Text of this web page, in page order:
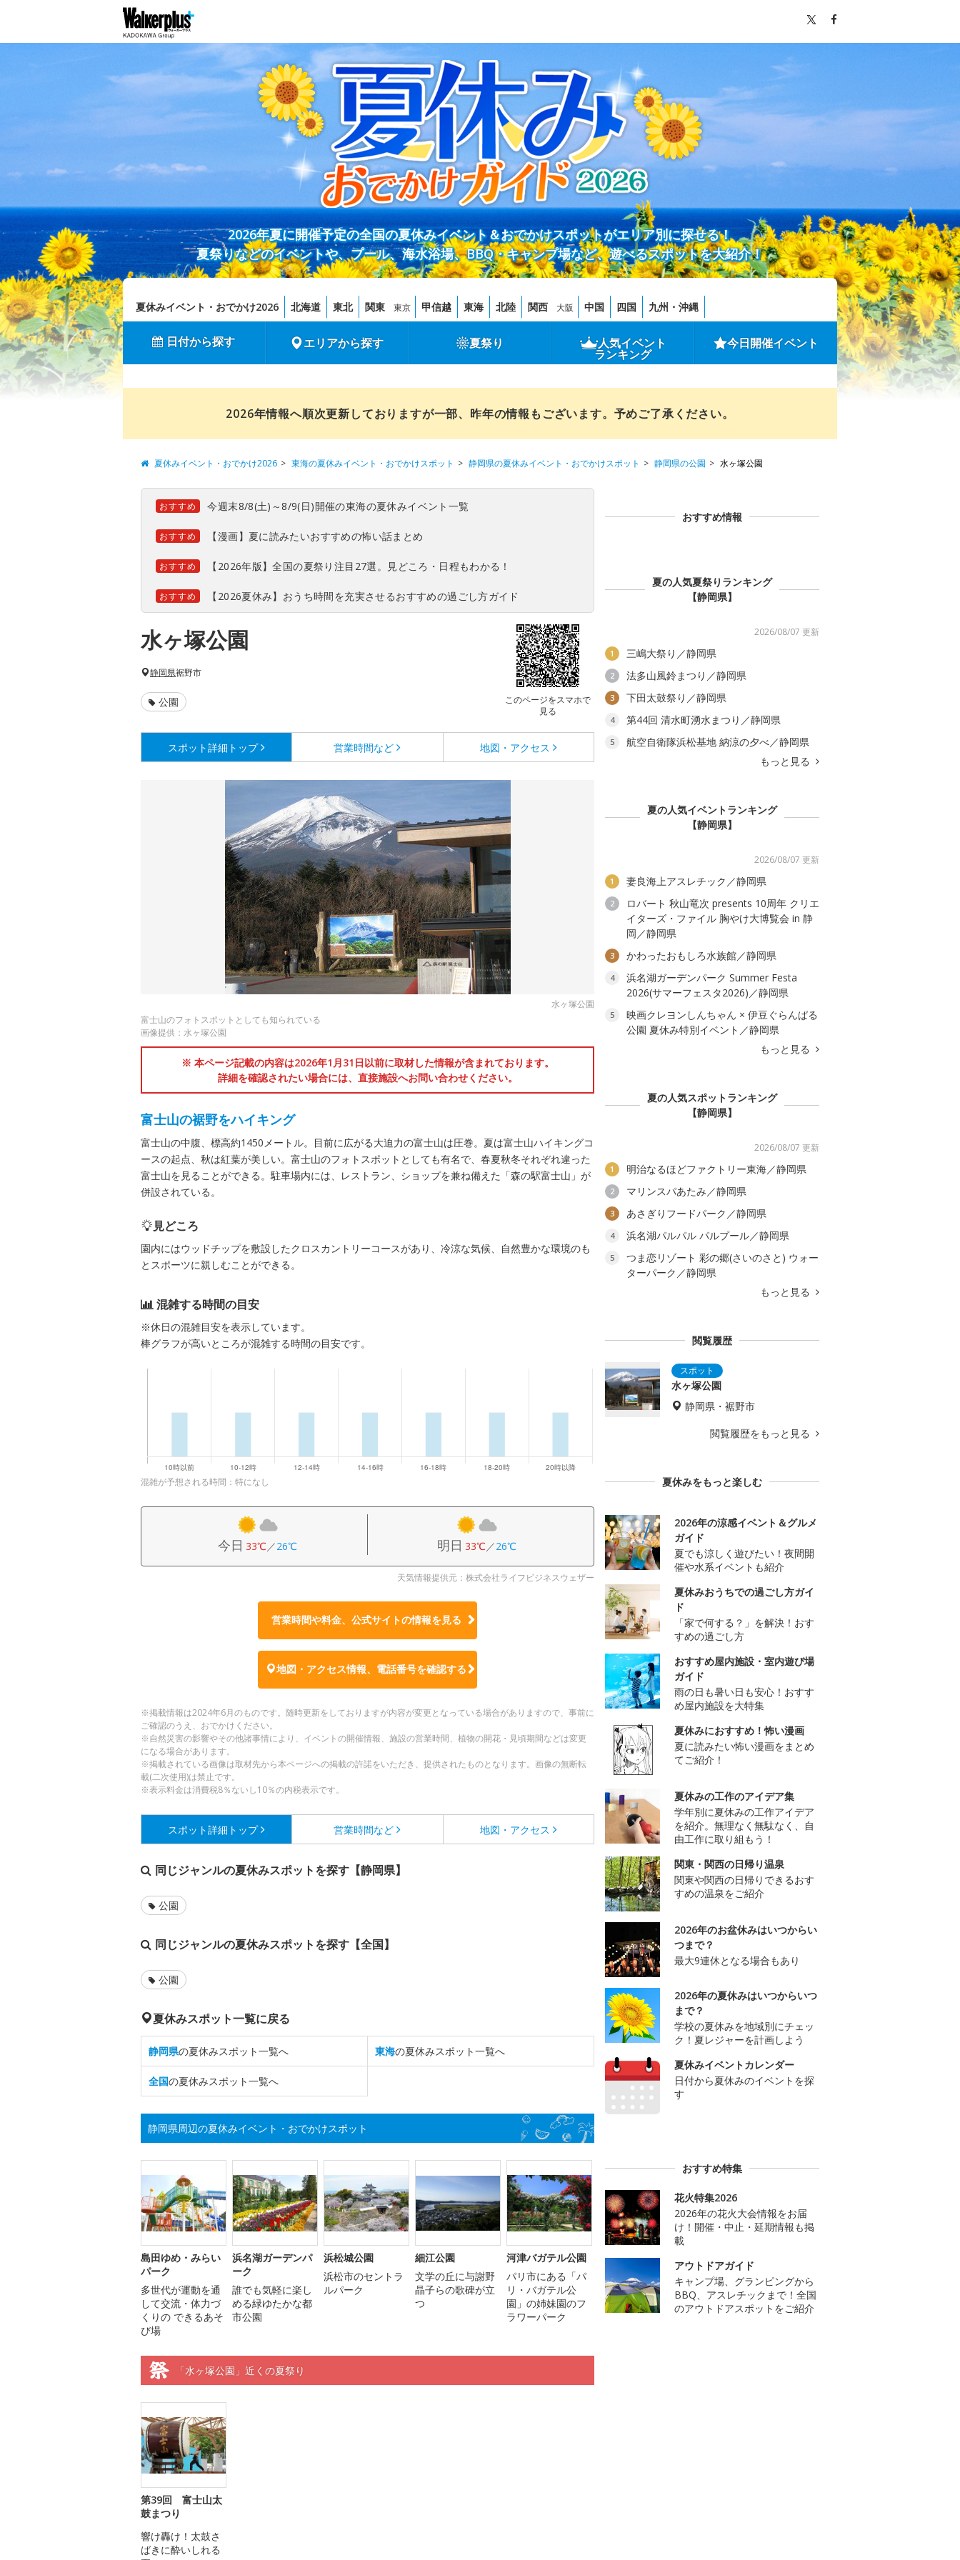
2026年夏に開催予定の全国の夏休みイベント＆おでかけスポットがエリア別に探せる！
夏祭りなどのイベントや、プール、海水浴場、BBQ・キャンプ場など、遊べるスポットを大紹介！
夏休みイベント・おでかけ2026 北海道 東北 関東 東京 甲信越 東海 北陸 関西 大阪 中国 四国 九州・沖縄
日付から探す エリアから探す 夏祭り 人気イベント
ランキング
今日開催イベント
2026年情報へ順次更新しておりますが一部、昨年の情報もございます。予めご了承ください。
夏休みイベント・おでかけ2026 東海の夏休みイベント・おでかけスポット 静岡県の夏休みイベント・おでかけスポット 静岡県の公園 水ヶ塚公園
おすすめ 今週末8/8(土)～8/9(日)開催の東海の夏休みイベント一覧
おすすめ 【漫画】夏に読みたいおすすめの怖い話まとめ
おすすめ 【2026年版】全国の夏祭り注目27選。見どころ・日程もわかる！
おすすめ 【2026夏休み】おうち時間を充実させるおすすめの過ごし方ガイド
水ヶ塚公園
このページをスマホで
見る
静岡県裾野市
公園
スポット詳細 トップ 営業時間など 地図・アクセス
水ヶ塚公園
富士山のフォトスポットとしても知られている
画像提供：水ヶ塚公園
※ 本ページ記載の内容は2026年1月31日以前に取材した情報が含まれております。
詳細を確認されたい場合には、直接施設へお問い合わせください。
富士山の裾野をハイキング
富士山の中腹、標高約1450メートル。目前に広がる大迫力の富士山は圧巻。夏は富士山ハイキングコ
ースの起点、秋は紅葉が美しい。富士山のフォトスポットとしても有名で、春夏秋冬それぞれ違った
富士山を見ることができる。駐車場内には、レストラン、ショップを兼ね備えた「森の駅富士山」が
併設されている。
見どころ
園内にはウッドチップを敷設したクロスカントリーコースがあり、冷涼な気候、自然豊かな環境のも
とスポーツに親しむことができる。
混雑する時間の目安
※休日の混雑目安を表示しています。
棒グラフが高いところが混雑する時間の目安です。
混雑が予想される時間：特になし
今日 33℃／26℃ 明日 33℃／26℃
天気情報提供元：株式会社ライフビジネスウェザー
営業時間や料金、公式サイトの情報を見る
地図・アクセス情報、電話番号を確認する
※掲載情報は2024年6月のものです。随時更新をしておりますが内容が変更となっている場合がありますので、事前に
ご確認のうえ、おでかけください。
※自然災害の影響やその他諸事情により、イベントの開催情報、施設の営業時間、植物の開花・見頃期間などは変更
になる場合があります。
※掲載されている画像は取材先から本ページへの掲載の許諾をいただき、提供されたものとなります。画像の無断転
載(二次使用)は禁止です。
※表示料金は消費税8％ないし10％の内税表示です。
スポット詳細 トップ 営業時間など 地図・アクセス
同じジャンルの夏休みスポットを探す【静岡県】
公園
同じジャンルの夏休みスポットを探す【全国】
公園
夏休みスポット一覧に戻る
静岡県の夏休みスポット一覧へ 東海の夏休みスポット一覧へ
全国の夏休みスポット一覧へ
静岡県周辺の夏休みイベント・おでかけスポット
島田ゆめ・みらい
パーク
多世代が運動を通
して交流・体力づ
くりの できるあそ
び場
浜名湖ガーデンパ
ーク
誰でも気軽に楽し
める緑ゆたかな都
市公園
浜松城公園
浜松市のセントラ
ルパーク
細江公園
文学の丘に与謝野
晶子らの歌碑が立
つ
河津バガテル公園
パリ市にある「パ
リ・バガテル公
園」の姉妹園のフ
ラワーパーク
「水ヶ塚公園」近くの夏祭り
第39回 富士山太
鼓まつり
響け轟け！太鼓さ
ばきに酔いしれる
おすすめ情報
夏の人気夏祭りランキング
【静岡県】
2026/08/07 更新
1 三嶋大祭り／静岡県
2 法多山風鈴まつり／静岡県
3 下田太鼓祭り／静岡県
4 第44回 清水町湧水まつり／静岡県
5
航空自衛隊浜松基地 納涼の夕べ／静岡県
もっと見る
夏の人気イベントランキング
【静岡県】
2026/08/07 更新
1 妻良海上アスレチック／静岡県
2
ロバート 秋山竜次 presents 10周年 クリエ
イターズ・ファイル 胸やけ大博覧会 in 静
岡／静岡県
3 かわったおもしろ水族館／静岡県
4
浜名湖ガーデンパーク Summer Festa
2026(サマーフェスタ2026)／静岡県
5
映画クレヨンしんちゃん × 伊豆ぐらんぱる
公園 夏休み特別イベント／静岡県
もっと見る
夏の人気スポットランキング
【静岡県】
2026/08/07 更新
1 明治なるほどファクトリー東海／静岡県
2 マリンスパあたみ／静岡県
3 あさぎりフードパーク／静岡県
4 浜名湖パルパル パルプール／静岡県
5
つま恋リゾート 彩の郷(さいのさと) ウォー
ターパーク／静岡県
もっと見る
閲覧履歴
水ヶ塚公園
静岡県・裾野市
閲覧履歴をもっと見る
夏休みをもっと楽しむ
2026年の涼感イベント＆グルメ
ガイド
夏でも涼しく遊びたい！夜間開
催や水系イベントも紹介
夏休みおうちでの過ごし方ガイ
ド
「家で何する？」を解決！おす
すめの過ごし方
おすすめ屋内施設・室内遊び場
ガイド
雨の日も暑い日も安心！おすす
め屋内施設を大特集
夏休みにおすすめ！怖い漫画
夏に読みたい怖い漫画をまとめ
てご紹介！
夏休みの工作のアイデア集
学年別に夏休みの工作アイデア
を紹介。無理なく無駄なく、自
由工作に取り組もう！
関東・関西の日帰り温泉
関東や関西の日帰りできるおす
すめの温泉をご紹介
2026年のお盆休みはいつからい
つまで？
最大9連休となる場合もあり
2026年の夏休みはいつからいつ
まで？
学校の夏休みを地域別にチェッ
ク！夏レジャーを計画しよう
夏休みイベントカレンダー
日付から夏休みのイベントを探
す
おすすめ特集
花火特集2026
2026年の花火大会情報をお届
け！開催・中止・延期情報も掲
載
アウトドアガイド
キャンプ場、グランピングから
BBQ、アスレチックまで！全国
のアウトドアスポットをご紹介